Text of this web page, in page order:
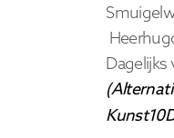
Dagelijks